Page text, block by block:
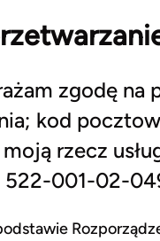
zgodę na
kod
rzecz
522-001-02-